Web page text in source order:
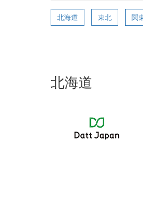
北海道 東北 関
北海道